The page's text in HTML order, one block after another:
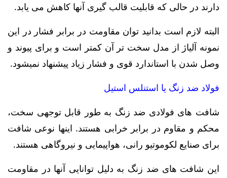
دارند در حالی که قابلیت قالب گیری آنها کاهش می یابد.
البته لازم است بدانید توان مقاومت در برابر فشار در این
نمونه آلیاژ از مدل سخت تر آن کمتر است و برای پیوند و
وصل شدن با استاندارد قوی و فشار زیاد پیشنهاد نمیشود.
فولاد ضد زنگ یا استنلس استیل
شافت های فولادی ضد زنگ به طور قابل توجهی سخت،
محکم و مقاوم در برابر خرابی هستند. اینها نوعی شافت
برای صنایع لکوموتیو رانی، هواپیمایی و نیروگاهی هستند.
این شافت های ضد زنگ به دلیل توانایی آنها در مقاومت